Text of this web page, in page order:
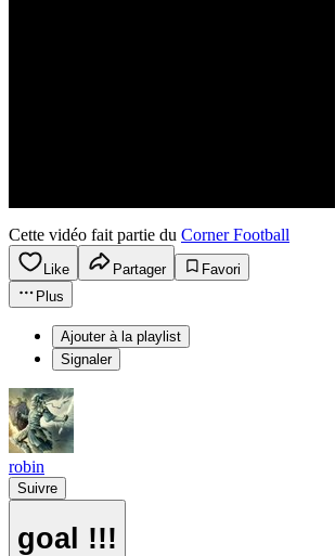
Cette vidéo fait partie du Corner Football
Like Partager
Favori
Plus
Ajouter à la playlist
Signaler
robin
Suivre
goal !!!